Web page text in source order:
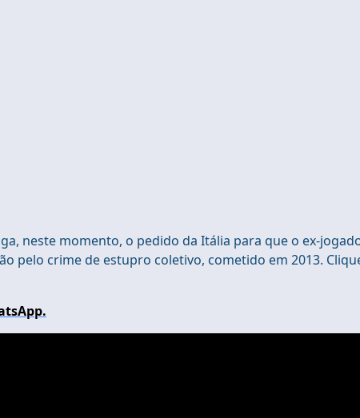
neste momento, o pedido da Itália para que o ex-
pelo crime de estupro coletivo, cometido em 2013.